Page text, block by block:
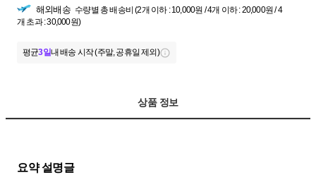
해외배송 수량별 총 배송비 (2개 이하 : 10,000원 / 4개 이하 : 20,000원 / 4
개 초과 : 30,000원)
평균3일내 배송 시작 (주말, 공휴일 제외)
상품 정보
요약 설명글